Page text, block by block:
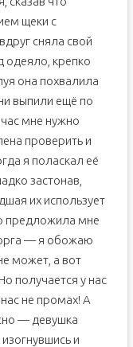
щеки с
сняла свой
одеяло, крепко
она похвалила
выпили ещё по
мне нужно
проверить и
я поласкал её
застонав,
их использует
предложила мне
— я обожаю
может, а вот
получается у нас
не промах! А
— девушка
и